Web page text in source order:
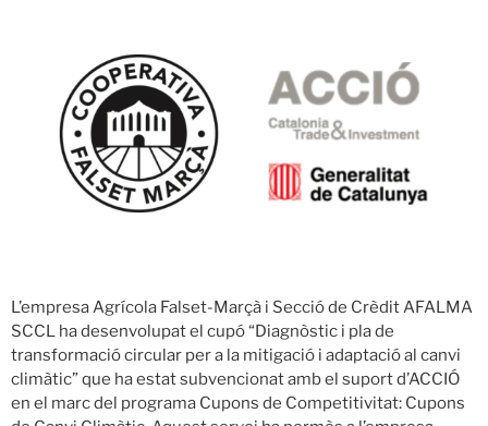
L’empresa Agrícola Falset-Marçà i Secció de Crèdit AFALMA
SCCL ha desenvolupat el cupó “Diagnòstic i pla de
transformació circular per a la mitigació i adaptació al canvi
climàtic” que ha estat subvencionat amb el suport d’ACCIÓ
en el marc del programa Cupons de Competitivitat: Cupons